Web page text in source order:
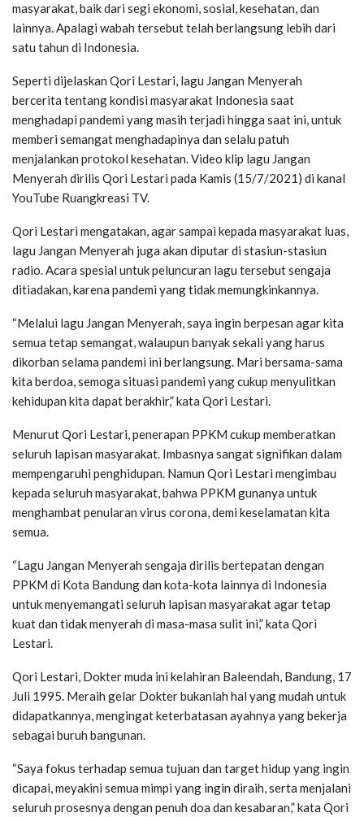
masyarakat, baik dari segi ekonomi, sosial, kesehatan, dan
lainnya. Apalagi wabah tersebut telah berlangsung lebih dari
satu tahun di Indonesia.
Seperti dijelaskan Qori Lestari, lagu Jangan Menyerah
bercerita tentang kondisi masyarakat Indonesia saat
menghadapi pandemi yang masih terjadi hingga saat ini, untuk
memberi semangat menghadapinya dan selalu patuh
menjalankan protokol kesehatan. Video klip lagu Jangan
Menyerah dirilis Qori Lestari pada Kamis (15/7/2021) di kanal
YouTube Ruangkreasi TV.
Qori Lestari mengatakan, agar sampai kepada masyarakat luas,
lagu Jangan Menyerah juga akan diputar di stasiun-stasiun
radio. Acara spesial untuk peluncuran lagu tersebut sengaja
ditiadakan, karena pandemi yang tidak memungkinkannya.
“Melalui lagu Jangan Menyerah, saya ingin berpesan agar kita
semua tetap semangat, walaupun banyak sekali yang harus
dikorban selama pandemi ini berlangsung. Mari bersama-sama
kita berdoa, semoga situasi pandemi yang cukup menyulitkan
kehidupan kita dapat berakhir,” kata Qori Lestari.
Menurut Qori Lestari, penerapan PPKM cukup memberatkan
seluruh lapisan masyarakat. Imbasnya sangat signifikan dalam
mempengaruhi penghidupan. Namun Qori Lestari mengimbau
kepada seluruh masyarakat, bahwa PPKM gunanya untuk
menghambat penularan virus corona, demi keselamatan kita
semua.
“Lagu Jangan Menyerah sengaja dirilis bertepatan dengan
PPKM di Kota Bandung dan kota-kota lainnya di Indonesia
untuk menyemangati seluruh lapisan masyarakat agar tetap
kuat dan tidak menyerah di masa-masa sulit ini,” kata Qori
Lestari.
Qori Lestari, Dokter muda ini kelahiran Baleendah, Bandung, 17
Juli 1995. Meraih gelar Dokter bukanlah hal yang mudah untuk
didapatkannya, mengingat keterbatasan ayahnya yang bekerja
sebagai buruh bangunan.
“Saya fokus terhadap semua tujuan dan target hidup yang ingin
dicapai, meyakini semua mimpi yang ingin diraih, serta menjalani
seluruh prosesnya dengan penuh doa dan kesabaran,” kata Qori